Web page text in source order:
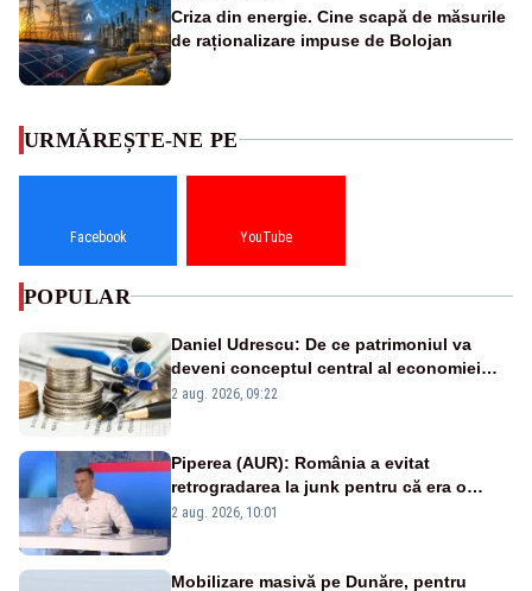
Criza din energie. Cine scapă de măsurile
de raționalizare impuse de Bolojan
URMĂREȘTE-NE PE
Facebook YouTube
POPULAR
Daniel Udrescu: De ce patrimoniul va
deveni conceptul central al economiei
viitoare?
2 aug. 2026, 09:22
Piperea (AUR): România a evitat
retrogradarea la junk pentru că era o
catastrofă pentru bănci și fondurile de
2 aug. 2026, 10:01
Mobilizare masivă pe Dunăre, pentru